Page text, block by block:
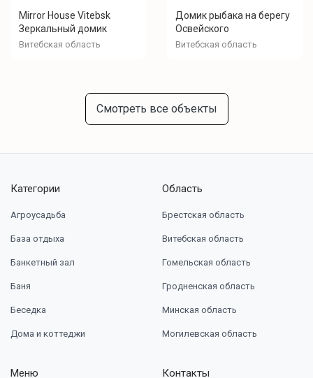
Mirror House Vitebsk
Зеркальный домик
Витебская область
Домик рыбака на берегу
Освейского
Витебская область
Смотреть все объекты
Категории
Агроусадьба
База отдыха
Банкетный зал
Баня
Беседка
Дома и коттеджи
Область
Брестская область
Витебская область
Гомельская область
Гродненская область
Минская область
Могилевская область
Меню Контакты